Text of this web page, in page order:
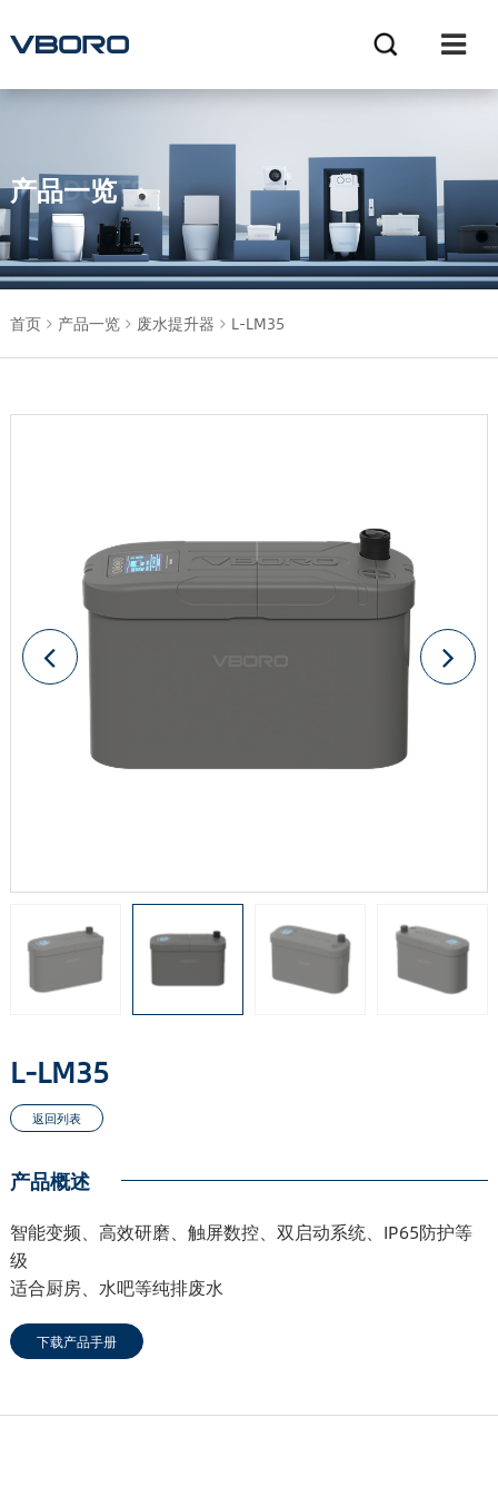
产品一览
PRODUCTS
首页 产品一览 废水提升器 L-LM35
L-LM35
产品概述
智能变频、高效研磨、触屏数控、双启动系统、IP65防护等
级
适合厨房、水吧等纯排废水
下载产品手册